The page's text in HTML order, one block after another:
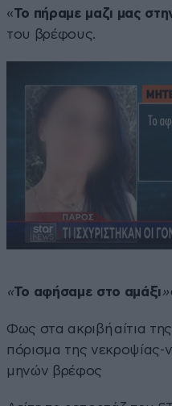
«Το πήραμε μαζι μας
του βρέφους.
«Το αφήσαμε στο αμάξι»
Φως στα ακριβή αίτια
πόρισμα της νεκροψίας-
μηνών βρέφος